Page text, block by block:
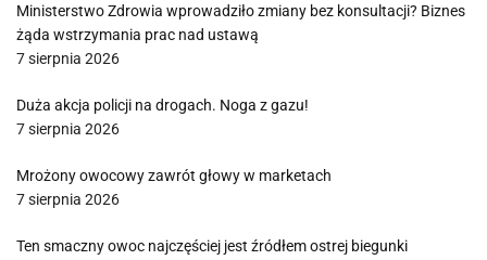
Ministerstwo Zdrowia wprowadziło zmiany bez konsultacji? Biznes
żąda wstrzymania prac nad ustawą
7 sierpnia 2026
Duża akcja policji na drogach. Noga z gazu!
7 sierpnia 2026
Mrożony owocowy zawrót głowy w marketach
7 sierpnia 2026
Ten smaczny owoc najczęściej jest źródłem ostrej biegunki